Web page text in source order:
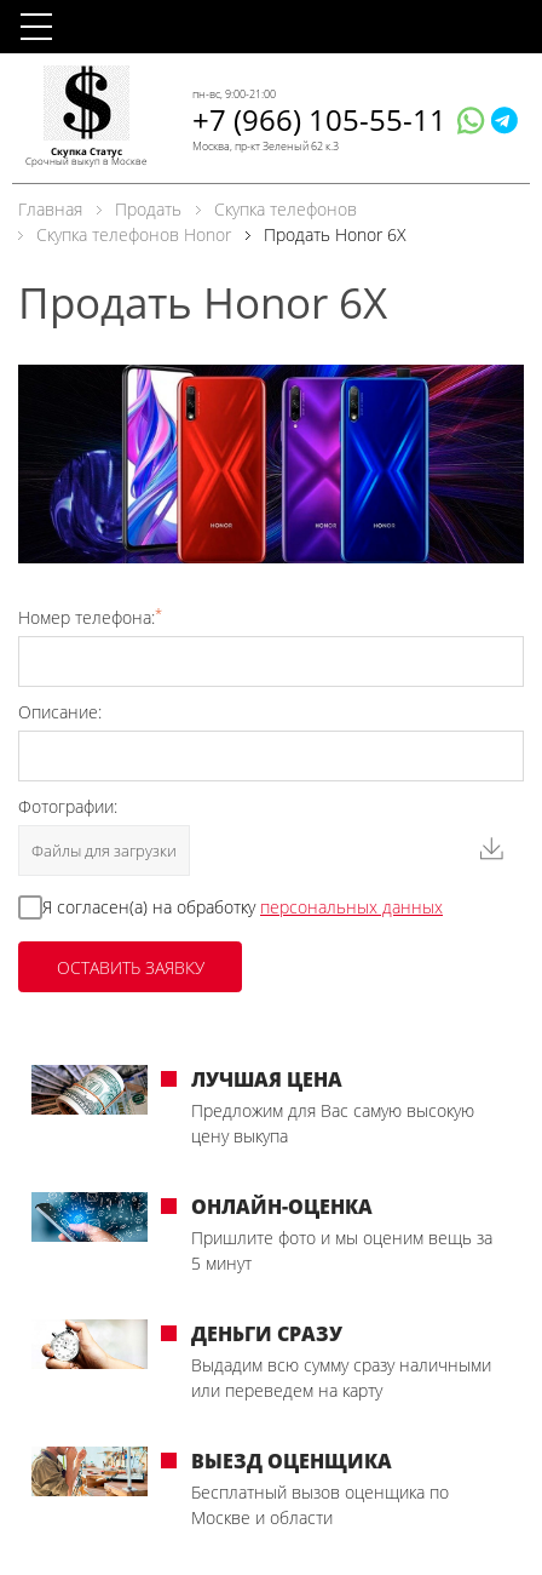
Скупка Статус
Срочный выкуп в Москве
пн-вс, 9:00-21:00
+7 (966) 105-55-11
Москва, пр-кт Зеленый 62 к.3
Главная Продать
Скупка телефонов
Скупка телефонов Honor
Продать Honor 6X
Продать Honor 6X
Номер телефона:*
Описание:
Фотографии:
Файлы для загрузки
Я согласен(а) на обработку персональных данных
ЛУЧШАЯ ЦЕНА
Предложим для Вас самую высокую
цену выкупа
ОНЛАЙН-ОЦЕНКА
Пришлите фото и мы оценим вещь за
5 минут
ДЕНЬГИ СРАЗУ
Выдадим всю сумму сразу наличными
или переведем на карту
ВЫЕЗД ОЦЕНЩИКА
Бесплатный вызов оценщика по
Москве и области